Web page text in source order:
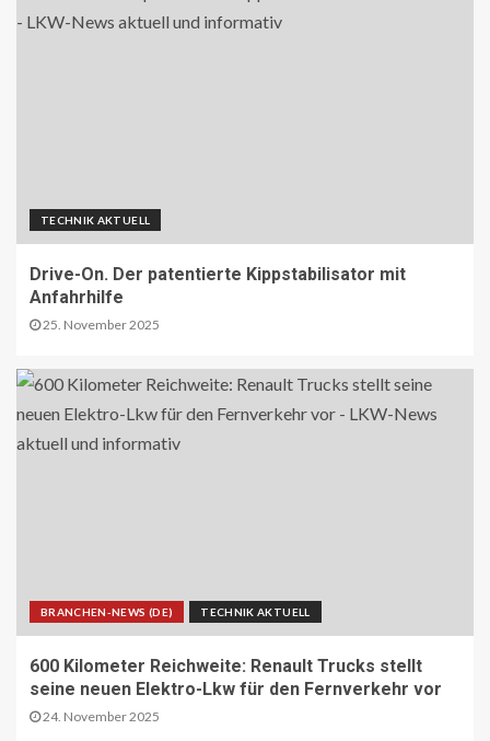
TECHNIK AKTUELL
Drive-On. Der patentierte Kippstabilisator mit
Anfahrhilfe
25. November 2025
BRANCHEN-NEWS (DE) TECHNIK AKTUELL
600 Kilometer Reichweite: Renault Trucks stellt
seine neuen Elektro-Lkw für den Fernverkehr vor
24. November 2025